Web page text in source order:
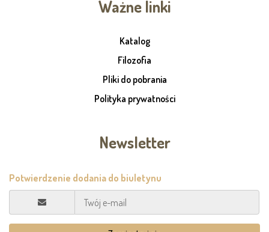
Ważne linki
Katalog
Filozofia
Pliki do pobrania
Polityka prywatności
Newsletter